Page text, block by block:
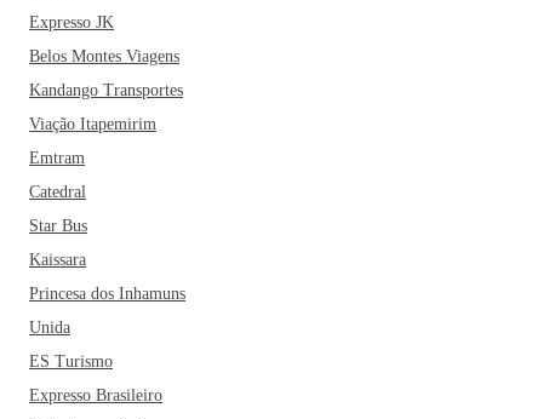
Expresso JK
Belos Montes Viagens
Kandango Transportes
Viação Itapemirim
Emtram
Catedral
Star Bus
Kaissara
Princesa dos Inhamuns
Unida
ES Turismo
Expresso Brasileiro